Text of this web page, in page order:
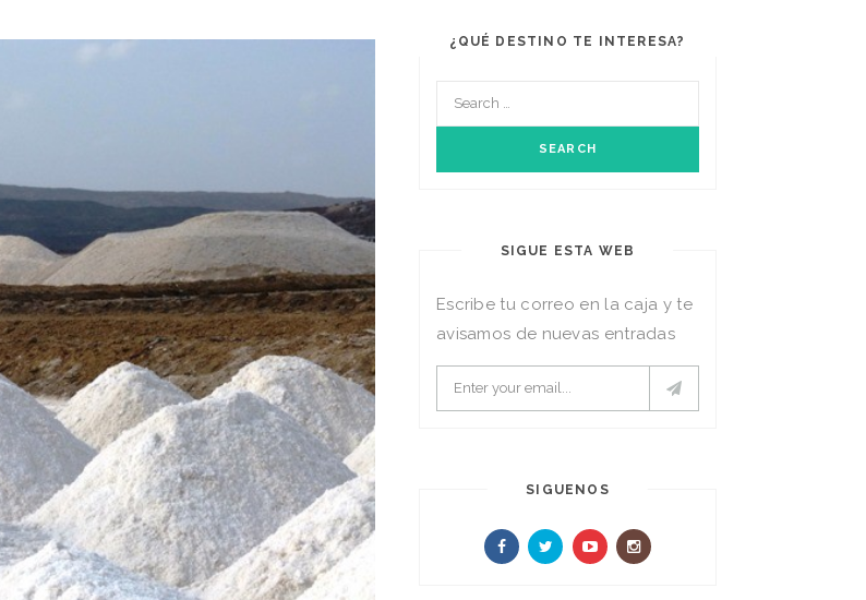
¿QUÉ DESTINO TE INTERESA?
SIGUE ESTA WEB
Escribe tu correo en la caja y te
avisamos de nuevas entradas
SIGUENOS